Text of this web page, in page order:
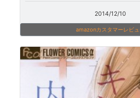
2014/12/10
amazonカスタマーレビ